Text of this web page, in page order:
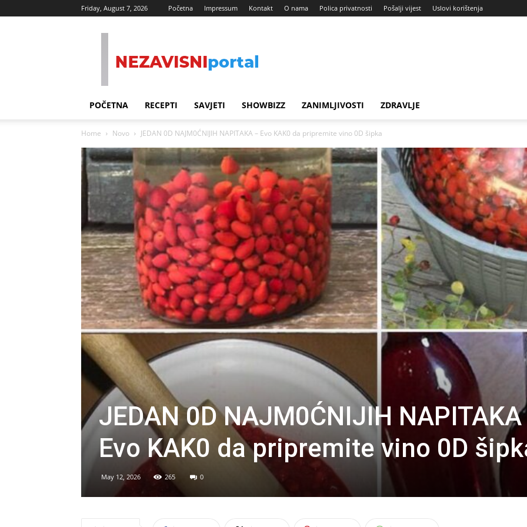
Friday, August 7, 2026 Početna Impressum Kontakt O nama Polica privatnosti Pošalji vijest Uslovi korištenja
POČETNA RECEPTI SAVJETI SHOWBIZZ ZANIMLJIVOSTI ZDRAVLJE
Home Novo JEDAN 0D NAJM0ĆNIJIH NAPITAKA – Evo KAK0 da pripremite vino 0D šipka
JEDAN 0D NAJM0ĆNIJIH
Evo KAK0 da pripremite vino 0D
May 12, 2026 265 0